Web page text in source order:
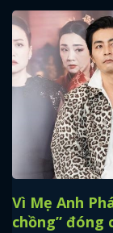
Vì Mẹ Anh
chồng” đóng